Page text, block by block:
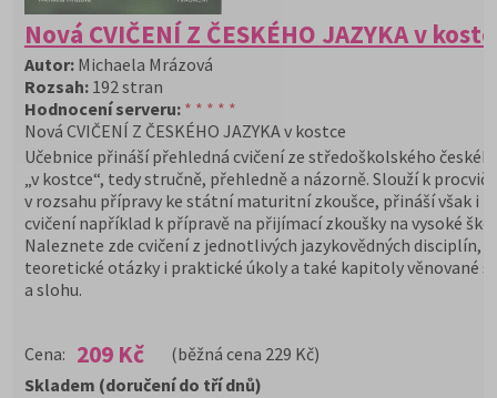
Nová CVIČENÍ Z ČESKÉHO JAZYKA v
Autor: Michaela Mrázová
Rozsah: 192 stran
Hodnocení serveru: * * * * *
Nová CVIČENÍ Z ČESKÉHO JAZYKA v kostce
Učebnice přináší přehledná cvičení ze středoškolského
„v kostce“, tedy stručně, přehledně a názorně. Slouží k
v rozsahu přípravy ke státní maturitní zkoušce, přináší však i
cvičení například k přípravě na přijímací zkoušky na vysoké
Naleznete zde cvičení z jednotlivých jazykovědných disciplín,
teoretické otázky i praktické úkoly a také kapitoly věnované
a slohu.
Cena: 209 Kč (běžná cena 229 Kč)
Skladem (doručení do tří dnů)